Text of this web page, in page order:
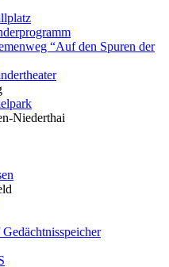
“Auf den Spuren der
Niederthai